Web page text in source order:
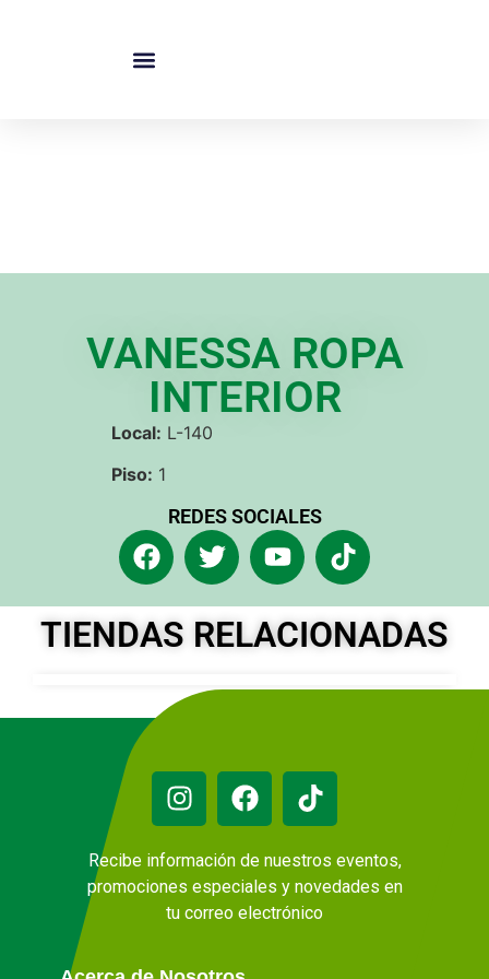
VANESSA ROPA
INTERIOR
Local: L-140
Piso: 1
REDES SOCIALES
TIENDAS RELACIONADAS
Recibe información de nuestros eventos,
promociones especiales y novedades en
tu correo electrónico